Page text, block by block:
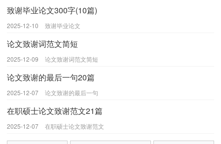
致谢毕业论文300字(10篇)
2025-12-10 致谢毕业论文
论文致谢词范文简短
2025-12-09 论文致谢词范文简短
论文致谢的最后一句20篇
2025-12-07 论文致谢的最后一句
在职硕士论文致谢范文21篇
2025-12-07 在职硕士论文致谢范文